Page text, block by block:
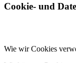
Cookie- und
Wie wir Cookies